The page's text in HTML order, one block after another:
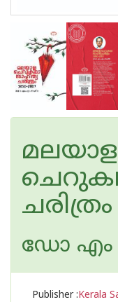
മലയാള
ഡോ എം
Publisher :Kerala